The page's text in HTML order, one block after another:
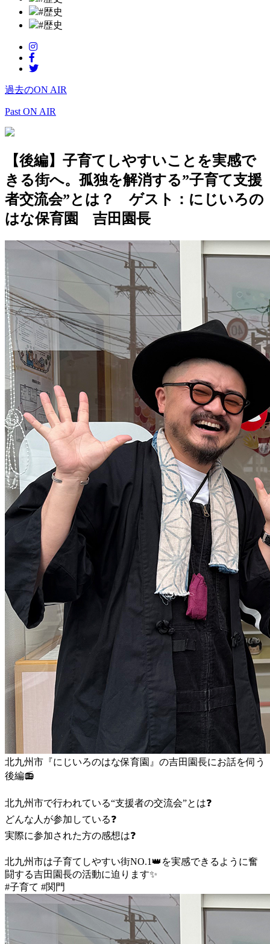
#歴史
#歴史
過去のON AIR
Past ON AIR
【後編】子育てしやすいことを実感で
きる街へ。孤独を解消する”子育て支援
者交流会”とは？ ゲスト：にじいろの
はな保育園 吉田園長
北九州市『にじいろのはな保育園』の吉田園長にお話を伺う
後編📻
北九州市で行われている“支援者の交流会”とは❓
どんな人が参加している❓
実際に参加された方の感想は❓
北九州市は子育てしやすい街NO.1 👑 を実感できるように奮
闘する吉田園長の活動に迫ります✨
#子育て #関門